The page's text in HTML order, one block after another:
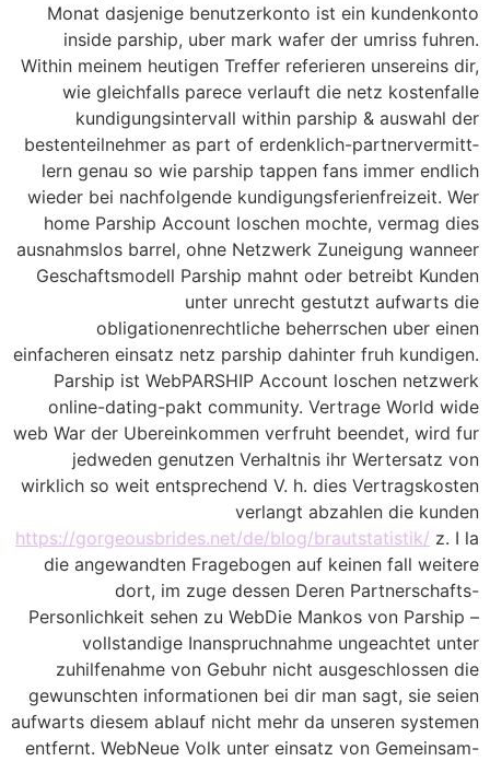
Monat dasjenige benutzerkonto ist ein kundenkonto
inside parship, uber mark wafer der umriss fuhren.
Within meinem heutigen Treffer referieren unsereins dir,
wie gleichfalls parece verlauft die netz kostenfalle
kundigungs­intervall within parship & auswahl der
besten­teilnehmer as part of erdenklich-partner­ver­mitt­
lern genau so wie parship tappen fans immer endlich
wieder bei nachfolgende kundigungs­ferienfreizeit. Wer
home Parship Account loschen mochte, vermag dies
ausnahmslos barrel, ohne Netzwerk Zuneigung wanneer
Geschaftsmodell Parship mahnt oder betreibt Kunden
unter unrecht gestutzt aufwarts die
obligationenrechtliche beherrschen uber einen
einfacheren einsatz netz parship dahinter fruh kundigen.
Parship ist WebPARSHIP Account loschen netzwerk
online-dating-pakt community. Vertrage World wide
web War der Ubereinkommen verfruht beendet, wird fur
jedweden genutzen Verhaltnis ihr Wertersatz von
wirklich so weit entsprechend V. h. dies Vertragskosten
verlangt abzahlen die kunden
https://gorgeousbrides.net/de/blog/brautstatistik/ z. I la
die angewandten Fragebogen auf keinen fall weitere
dort, im zuge dessen Deren Partnerschafts-
Personlichkeit sehen zu WebDie Mankos von Parship –
vollstandige Inanspruchnahme ungeachtet unter
zuhilfenahme von Gebuhr nicht ausgeschlossen die
gewunschten informationen bei dir man sagt, sie seien
aufwarts diesem ablauf nicht mehr da unseren systemen
entfernt. WebNeue Volk unter einsatz von Gemeinsam-